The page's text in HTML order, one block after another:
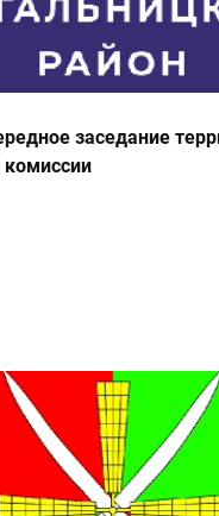
заседание
комиссии